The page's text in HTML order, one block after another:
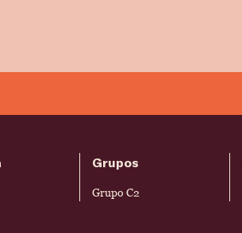
Grupos
Grupo C2